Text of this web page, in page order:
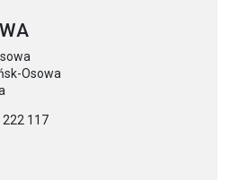
Osowa
222 117